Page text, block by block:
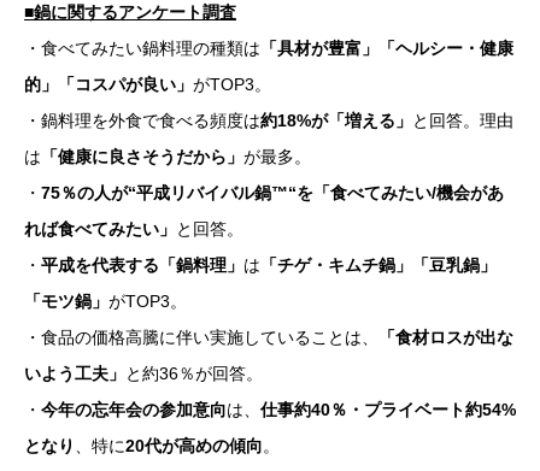
■鍋に関するアンケート調査
・食べてみたい鍋料理の種類は 「具材が豊富」「ヘルシー・健康
的」「コスパが良い」 がTOP3。
・鍋料理を外食で食べる頻度は約18%が「増える」 と回答。理由
は 「健康に良さそうだから」 が最多。
・ 75％の人が“平成リバイバル鍋™“を「食べてみたい/機会があ
れば食べてみたい」 と回答。
・ 平成を代表する「鍋料理」 は 「チゲ・キムチ鍋」「豆乳鍋」
「モツ鍋」 がTOP3。
・食品の価格高騰に伴い実施していることは、
「食材ロスが出な
いよう工夫」 と約36％が回答。
・ 今年の忘年会の参加意向は、 仕事約40％・プライベート約54%
となり
、特に20代が高めの傾向。